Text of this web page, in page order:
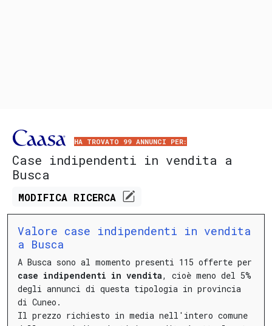
HA TROVATO 99 ANNUNCI PER:
Case indipendenti in vendita a
Busca
MODIFICA RICERCA
Valore case indipendenti in vendita
a Busca
A Busca sono al momento presenti 115 offerte per
case indipendenti in vendita, cioè meno del 5%
degli annunci di questa tipologia in provincia
di Cuneo.
Il prezzo richiesto in media nell'intero comune